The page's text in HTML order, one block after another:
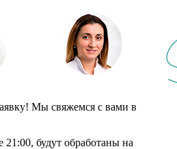
Мы свяжемся с вами в
21:00, будут обработаны на